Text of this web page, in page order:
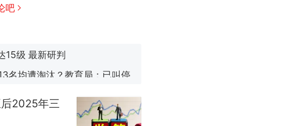
吧凭视频评出？中国烹饪协会回
名均遭淘汰？教育局：已叫停
才肯搬上楼！女子傻眼了……
2025年三